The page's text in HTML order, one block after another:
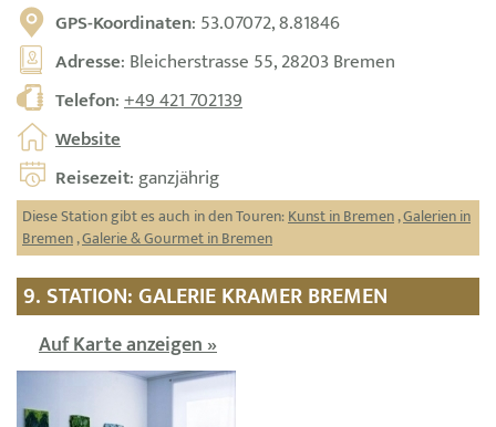
GPS-Koordinaten: 53.07072, 8.81846
Adresse: Bleicherstrasse 55, 28203 Bremen
Telefon:+49 421 702139
Website
Reisezeit: ganzjährig
Diese Station gibt es auch in den Touren:Kunst in Bremen,Galerien in
Bremen,Galerie & Gourmet in Bremen
9. STATION: GALERIE KRAMER BREMEN
Auf Karte anzeigen »